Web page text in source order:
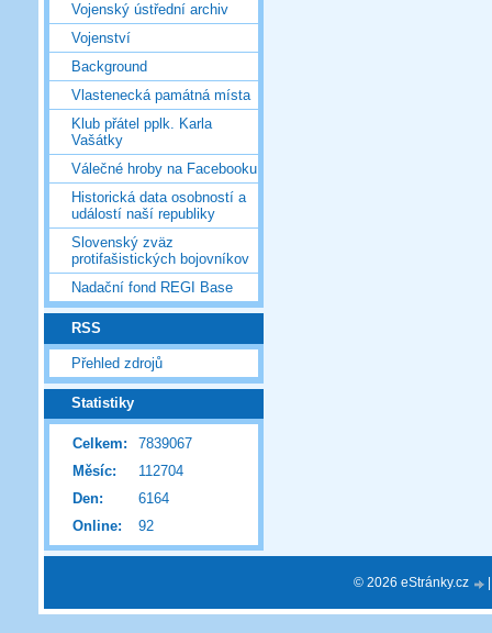
Vojenský ústřední archiv
Vojenství
Background
Vlastenecká památná místa
Klub přátel pplk. Karla
Vašátky
Válečné hroby na Facebooku
Historická data osobností a
událostí naší republiky
Slovenský zväz
protifašistických bojovníkov
Nadační fond REGI Base
RSS
Přehled zdrojů
Statistiky
Online: 92
Celkem:
7839067
Měsíc:
112704
Den:
6164
© 2026 eStránky.cz